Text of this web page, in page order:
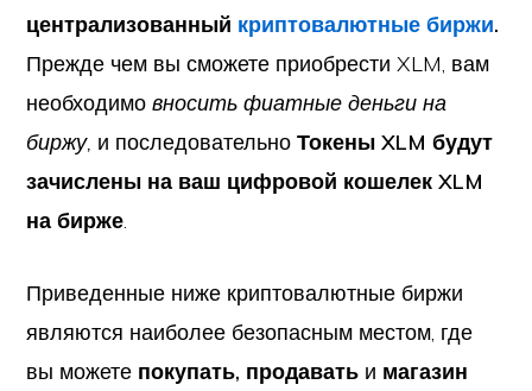
централизованный криптовалютные биржи.
Прежде чем вы сможете приобрести XLM, вам
необходимовносить фиатные деньги на
биржу, и последовательноТокены XLM будут
зачислены на ваш цифровой кошелек XLM
на бирже.
Приведенные ниже криптовалютные биржи
являются наиболее безопасным местом, где
вы можете покупать, продавать и магазин